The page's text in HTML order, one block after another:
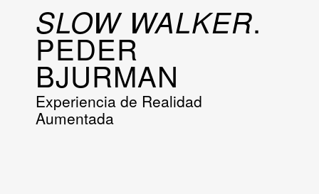
SLOW WALKER.
PEDER
BJURMAN
Experiencia de Realidad
Aumentada